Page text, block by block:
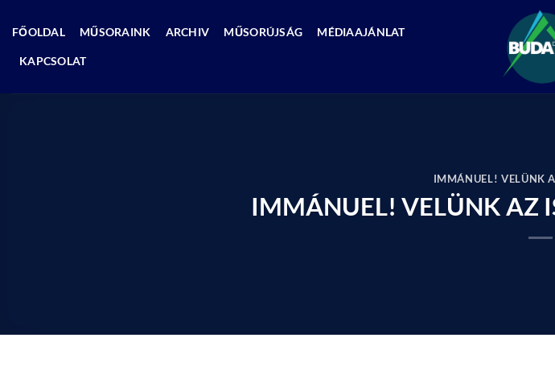
FŐOLDAL MŰSORAINK ARCHIV MŰSORÚJSÁG MÉDIAAJÁNLAT
KAPCSOLAT
IMMÁNUEL! VELÜNK
IMMÁNUEL! VELÜNK AZ